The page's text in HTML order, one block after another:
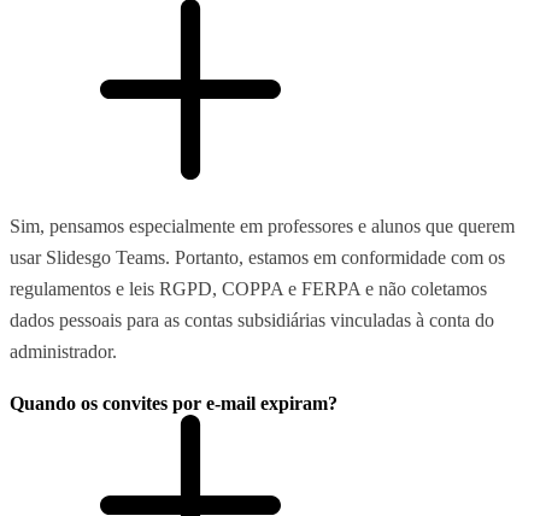
Sim, pensamos especialmente em professores e alunos que querem
usar Slidesgo Teams. Portanto, estamos em conformidade com os
regulamentos e leis RGPD, COPPA e FERPA e não coletamos
dados pessoais para as contas subsidiárias vinculadas à conta do
administrador.
Quando os convites por e-mail expiram?